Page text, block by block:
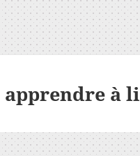
apprendre à